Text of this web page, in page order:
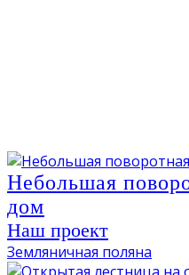
Небольшая
дом
Наш проект
Земляничная поляна